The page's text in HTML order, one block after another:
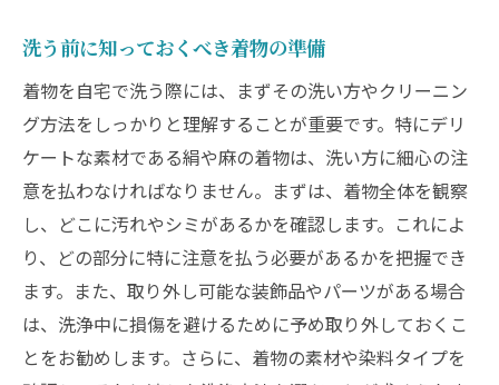
洗う前に知っておくべき着物の準備
着物を自宅で洗う際には、まずその洗い方やクリーニン
グ方法をしっかりと理解することが重要です。特にデリ
ケートな素材である絹や麻の着物は、洗い方に細心の注
意を払わなければなりません。まずは、着物全体を観察
し、どこに汚れやシミがあるかを確認します。これによ
り、どの部分に特に注意を払う必要があるかを把握でき
ます。また、取り外し可能な装飾品やパーツがある場合
は、洗浄中に損傷を避けるために予め取り外しておくこ
とをお勧めします。さらに、着物の素材や染料タイプを